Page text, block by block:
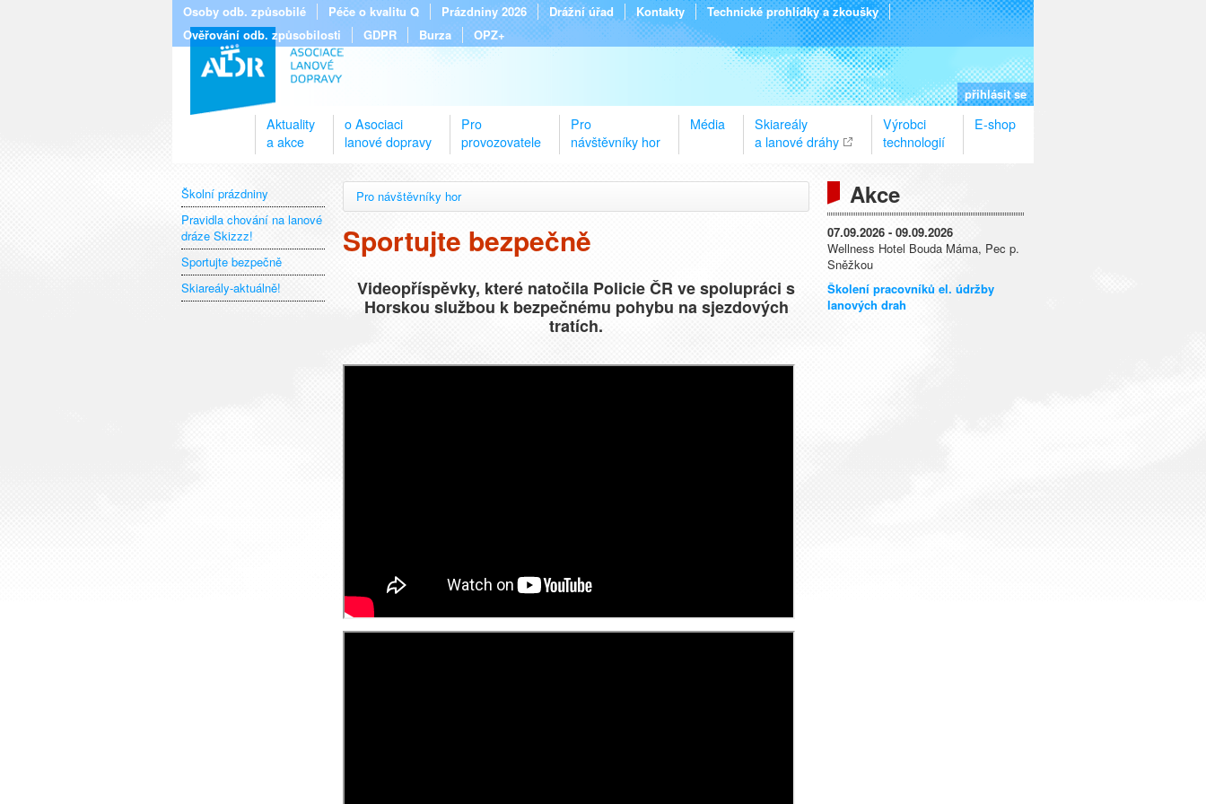
Osoby odb. způsobilé Péče o kvalitu Q Prázdniny 2026 Drážní úřad Kontakty
Technické prohlídky a zkoušky
Ověřování odb. způsobilosti
GDPR Burza OPZ+
přihlásit se
Aktuality
a akce
o Asociaci
lanové dopravy
Pro
provozovatele
Pro
návštěvníky hor
Média
Skiareály
a lanové dráhy
Výrobci
technologií
E-shop
Školní prázdniny
Pravidla chování na lanové
dráze Skizzz!
Sportujte bezpečně
Skiareály-aktuálně!
Pro návštěvníky hor
Sportujte bezpečně
Videopříspěvky, které natočila Policie ČR ve spolupráci s
Horskou službou k bezpečnému pohybu na sjezdových
tratích.
Akce
07.09.2026 - 09.09.2026
Wellness Hotel Bouda Máma, Pec p.
Sněžkou
Školení pracovníků el. údržby
lanových drah